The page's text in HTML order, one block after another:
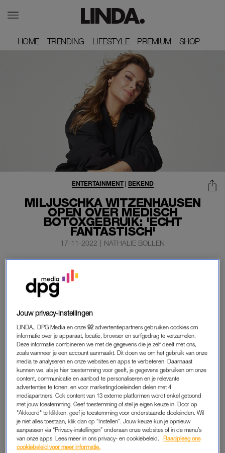
HOME
HOME TRENDING
TRENDING LIFESTYLE
LIFESTYLE PREMIUM
PREMIUM SHOP
SHOP
MILJUSCHKA WITZENHAUSEN
OPEN OVER MEDISCH
BOTOXGEBRUIK: 'ECHT
FANTASTISCH'
ENTERTAINMENT| BEKEND
17-11-2022 | NATHALIE BOLLEN
botox. Ze doet het alleen niet om zichzelf mooier te
maken, maar om haar
Dat vertelt ze in een video in haar Instagram-verhaal,
schrijft
RTL Boulevard.
MILJUSCHKA WITZENHAUSEN
Terwijl we de tv-kok in de visagie zien zitten, vertelt ze over
haar botoxgebruik. “Ik laat steeds botox spuiten tegen
migraine. Ja, dat is echt fantastisch.” Ze wijst vervolgens de
plekken aan waar ze botox krijgt: haar kaken, slapen, hoofd
en achterhoofd. Witzenhausen kan niet meer zonder. “Als het
na drie maanden is uitgewerkt, ga ik weer kruipend over de
grond.”
Jouw privacy-instellingen
LINDA., DPG Media en onze92 advertentiepartners gebruiken cookies om
informatie over je apparaat, locatie, browser en surfgedrag te verzamelen.
Deze informatie combineren we met de gegevens die je zelf deelt met ons,
zoals wanneer je een account aanmaakt. Dit doen we om het gebruik van onze
media te analyseren en onze websites en apps te verbeteren. Daarnaast
kunnen we, als je hier toestemming voor geeft, je gegevens gebruiken om onze
content, communicatie en aanbod te personaliseren en je relevante
advertenties te tonen, en voor marketingdoeleinden delen met 4
mediapartners. Ook content van 13 externe platformen wordt enkel getoond
met jouw toestemming. Geef toestemming of stel je eigen keuze in. Door op
"Akkoord" te klikken, geef je toestemming voor onderstaande doeleinden. Wil
je niet alles toestaan, klik dan op “Instellen”. Jouw keuze kun je opnieuw
aanpassen via “Privacy-instellingen” onderaan onze websites of in de menu’s
van onze apps. Lees meer in ons privacy- en cookiebeleid.
Raadpleeg ons
cookiebeleid voor meer informatie.